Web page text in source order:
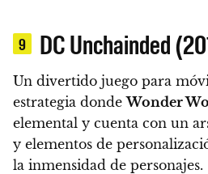
9 DC Unchainded
Un divertido juego para
estrategia dondeWonder
elemental y cuenta con un
y elementos de
la inmensidad de personajes.